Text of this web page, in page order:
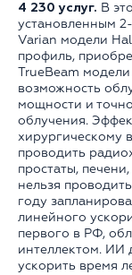
4 230 услуг. В
установленным
Varian модели
профиль,
TrueBeam
возможность
мощности и
облучения.
хирургическому
проводить
простаты,
нельзя
году
линейного
первого в РФ,
интеллектом. ИИ
ускорить время